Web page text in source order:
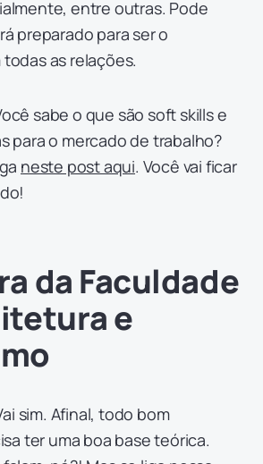
entre outras. Pode
preparado para ser o
as relações.
sabe o que são soft skills e
para o mercado de trabalho?
neste post aqui. Você vai ficar
da Faculdade
e
sim. Afinal, todo bom
ter uma boa base teórica.